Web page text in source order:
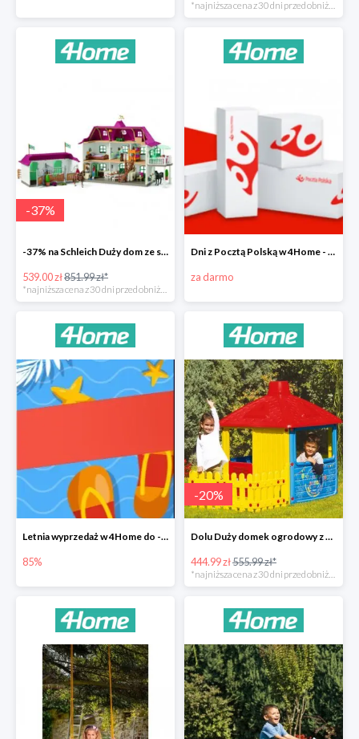
-37%
-37% na Schleich Duży dom ze stajnią i akcesoriami 96 cm
539.00 zł851.99 zł*
*najniższa cena z 30 dni przed obniżką
Dni z Pocztą Polską w 4Home - darmowa dostawa
za darmo
Letnia wyprzedaż w 4Home do -85%
85%
-20%
Dolu Duży domek ogrodowy z płotem -20%
444.99 zł555.99 zł*